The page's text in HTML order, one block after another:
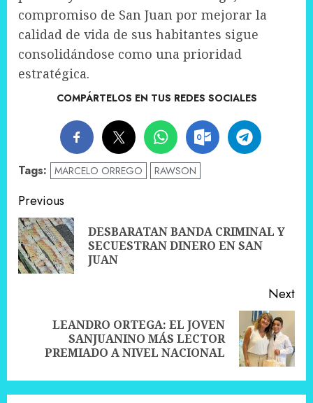
compromiso de San Juan por mejorar la
calidad de vida de sus habitantes sigue
consolidándose como una prioridad
estratégica.
COMPÁRTELOS EN TUS REDES SOCIALES
Tags: MARCELO ORREGO RAWSON
Post
navigation
Previous
DESBARATAN BANDA CRIMINAL Y
SECUESTRAN DINERO EN SAN
JUAN
Next
post:
LEANDRO ORTEGA: EL JOVEN
SANJUANINO MÁS LECTOR
PREMIADO A NIVEL NACIONAL